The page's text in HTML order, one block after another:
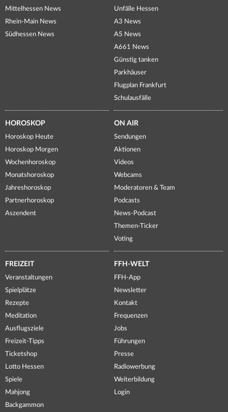
Mittelhessen News
Rhein-Main News
Südhessen News
Unfälle Hessen
A3 News
A5 News
A661 News
Günstig tanken
Parkhäuser
Flugplan Frankfurt
Schulausfälle
HOROSKOP
Horoskop Heute
Horoskop Morgen
Wochenhoroskop
Monatshoroskop
Jahreshoroskop
Partnerhoroskop
Aszendent
ON AIR
Sendungen
Aktionen
Videos
Webcams
Moderatoren & Team
Podcasts
News-Podcast
Themen-Ticker
Voting
FREIZEIT
Veranstaltungen
Spielplätze
Rezepte
Meditation
Ausflugsziele
Freizeit-Tipps
Ticketshop
Lotto Hessen
Spiele
Mahjong
Backgammon
FFH-WELT
FFH-App
Newsletter
Kontakt
Frequenzen
Jobs
Führungen
Presse
Radiowerbung
Weiterbildung
Login